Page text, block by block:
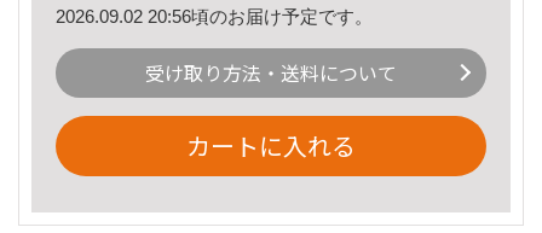
2026.09.02 20:56頃のお届け予定です。
受け取り方法・送料について
カートに入れる